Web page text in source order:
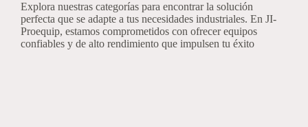
Explora nuestras categorías para encontrar la solución
perfecta que se adapte a tus necesidades industriales. En JI-
Proequip, estamos comprometidos con ofrecer equipos
confiables y de alto rendimiento que impulsen tu éxito